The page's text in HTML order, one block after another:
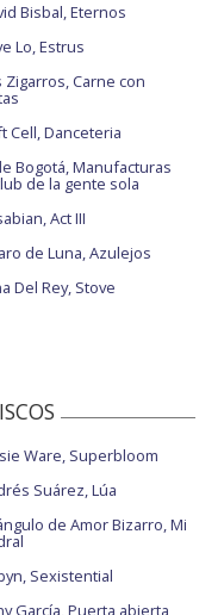
Bisbal, Eternos
Lo, Estrus
Zigarros, Carne con
Cell, Danceteria
Bogotá, Manufacturas
de la gente sola
Act III
de Luna, Azulejos
Del Rey, Stove
Ware, Superbloom
Suárez, Lúa
de Amor Bizarro, Mi
Sexistential
García, Puerta abierta